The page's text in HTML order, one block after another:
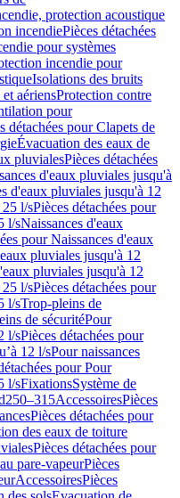
protection acoustique
incendiePièces détachées
pour systèmes
incendie pour
Isolations des bruits
aériensProtection contre
pour
détachées pour Clapets de
Évacuation des eaux de
pluvialesPièces détachées
d'eaux pluviales jusqu'à
d'eaux pluviales jusqu'à 12
25 l/sPièces détachées pour
l/sNaissances d'eaux
pour Naissances d'eaux
pluviales jusqu'à 12
pluviales jusqu'à 12
25 l/sPièces détachées pour
l/sTrop-pleins de
de sécuritéPour
l/sPièces détachées pour
12 l/sPour naissances
pour Pour
l/sFixationsSystème de
AccessoiresPièces
Pièces détachées pour
des eaux de toiture
Pièces détachées pour
pare-vapeurPièces
AccessoiresPièces